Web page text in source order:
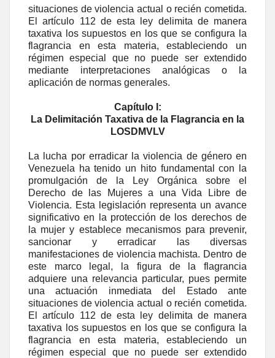
situaciones de violencia actual o recién cometida.
El artículo 112 de esta ley delimita de manera
taxativa los supuestos en los que se configura la
flagrancia en esta materia, estableciendo un
régimen especial que no puede ser extendido
mediante interpretaciones analógicas o la
aplicación de normas generales.
Capítulo I:
La Delimitación Taxativa de la Flagrancia en la
LOSDMVLV
La lucha por erradicar la violencia de género en
Venezuela ha tenido un hito fundamental con la
promulgación de la Ley Orgánica sobre el
Derecho de las Mujeres a una Vida Libre de
Violencia. Esta legislación representa un avance
significativo en la protección de los derechos de
la mujer y establece mecanismos para prevenir,
sancionar y erradicar las diversas
manifestaciones de violencia machista. Dentro de
este marco legal, la figura de la flagrancia
adquiere una relevancia particular, pues permite
una actuación inmediata del Estado ante
situaciones de violencia actual o recién cometida.
El artículo 112 de esta ley delimita de manera
taxativa los supuestos en los que se configura la
flagrancia en esta materia, estableciendo un
régimen especial que no puede ser extendido